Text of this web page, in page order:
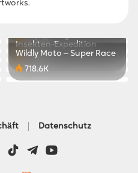
723.2K
300.0K
Insekten-Expedition
370.5K
Wildly Moto – Super Race
718.6K
Datenschutz